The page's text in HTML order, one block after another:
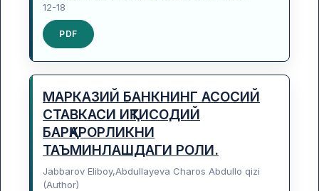
12-18
PDF
МАРКАЗИЙ БАНКНИНГ АСОСИЙ
СТАВКАСИ ИҚТИСОДИЙ
БАРҚАРОРЛИКНИ
ТАЪМИНЛАШДАГИ РОЛИ.
Jabbarov Eliboy,Abdullayeva Charos Abdullo qizi
(Author)